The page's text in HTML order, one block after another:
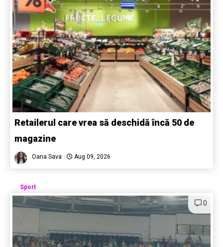
Retailerul care vrea să deschidă încă 50 de
magazine
Oana Sava Aug 09, 2026
Sport
0